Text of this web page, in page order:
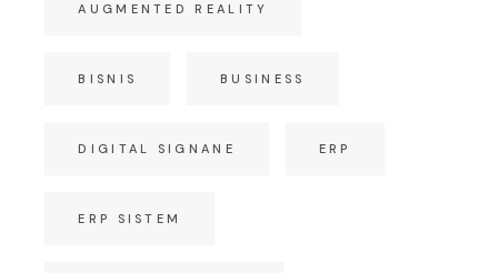
AUGMENTED REALITY
BISNIS BUSINESS
DIGITAL SIGNANE ERP
ERP SISTEM